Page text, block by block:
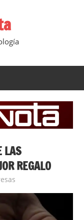
LAS
REGALO
Herrera